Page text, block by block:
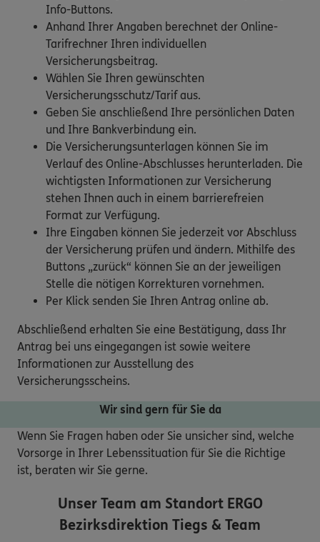
Info-Buttons.
Anhand Ihrer Angaben berechnet der Online-
Tarifrechner Ihren individuellen
Versicherungsbeitrag.
Wählen Sie Ihren gewünschten
Versicherungsschutz/Tarif aus.
Geben Sie anschließend Ihre persönlichen Daten
und Ihre Bankverbindung ein.
Die Versicherungsunterlagen können Sie im
Verlauf des Online-Abschlusses herunterladen. Die
wichtigsten Informationen zur Versicherung
stehen Ihnen auch in einem barrierefreien
Format zur Verfügung.
Ihre Eingaben können Sie jederzeit vor Abschluss
der Versicherung prüfen und ändern. Mithilfe des
Buttons „zurück“ können Sie an der jeweiligen
Stelle die nötigen Korrekturen vornehmen.
Per Klick senden Sie Ihren Antrag online ab.
Abschließend erhalten Sie eine Bestätigung, dass Ihr
Antrag bei uns eingegangen ist sowie weitere
Informationen zur Ausstellung des
Versicherungsscheins.
Wir sind gern für Sie da
Wenn Sie Fragen haben oder Sie unsicher sind, welche
Vorsorge in Ihrer Lebenssituation für Sie die Richtige
ist, beraten wir Sie gerne.
Unser Team am StandortERGO
Bezirksdirektion Tiegs & Team